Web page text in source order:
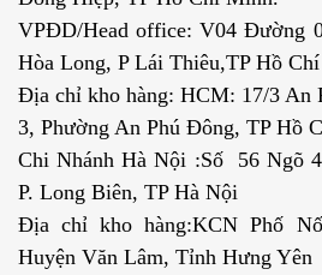
VPĐD/Head office: V04 Đường
Hòa Long, P Lái Thiêu,TP Hồ
Địa chỉ kho hàng: HCM: 17/3 An
3, Phường An Phú Đông, TP Hồ
Chi Nhánh Hà Nội :Số 56 Ngõ
P. Long Biên, TP Hà Nội
Địa chỉ kho hàng:KCN Phố
Huyện Văn Lâm, Tỉnh Hưng Yên